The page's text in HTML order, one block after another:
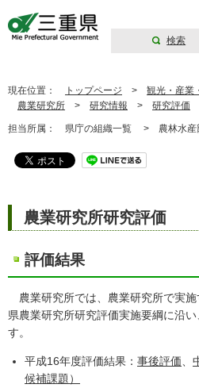
検索
現在位置： トップページ > 観光・産業
農業研究所 > 研究情報 > 研究評価
担当所属： 県庁の組織一覧 > 農林水
農業研究所研究評価
評価結果
農業研究所では、農業研究所で実
県農業研究所研究評価実施要綱に沿
す。
平成16年度評価結果： 事後評価
候補課題）